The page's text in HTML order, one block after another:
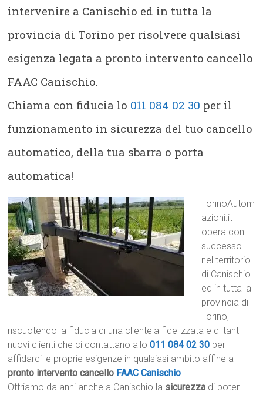
intervenire a Canischio ed in tutta la
provincia di Torino per risolvere qualsiasi
esigenza legata a pronto intervento cancello
FAAC Canischio.
Chiama con fiducia lo 011 084 02 30 per il
funzionamento in sicurezza del tuo cancello
automatico, della tua sbarra o porta
automatica!
TorinoAutom
azioni.it
opera con
successo
nel territorio
di Canischio
ed in tutta la
provincia di
Torino,
riscuotendo la fiducia di una clientela fidelizzata e di tanti
nuovi clienti che ci contattano allo011 084 02 30 per
affidarci le proprie esigenze in qualsiasi ambito affine a
pronto intervento cancello FAAC Canischio.
Offriamo da anni anche a Canischio la sicurezza di poter